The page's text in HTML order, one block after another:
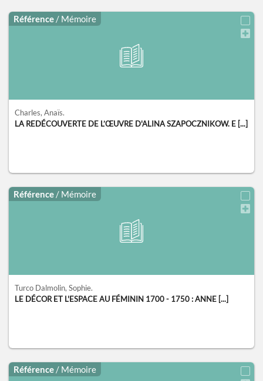
Référence / Mémoire
Charles, Anaïs.
LA REDÉCOUVERTE DE L’ŒUVRE D'ALINA SZAPOCZNIKOW. E [...]
Référence / Mémoire
Turco Dalmolin, Sophie.
LE DÉCOR ET L'ESPACE AU FÉMININ 1700 - 1750 : ANNE [...]
Référence / Mémoire